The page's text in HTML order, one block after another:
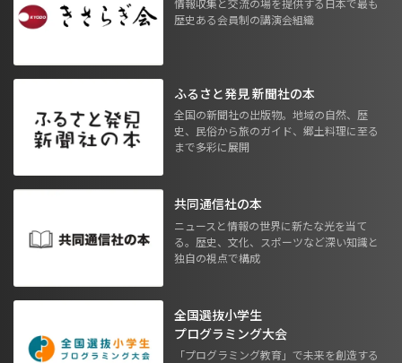
情報収集と交流の場を提供する日本で最も
歴史ある会員制の講演会組織
ふるさと発見 新聞社の本
全国の新聞社の出版物。地域の自然、歴
史、民俗から旅のガイド、郷土料理に至る
まで多彩に展開
共同通信社の本
ニュースと情報の世界に新たな光を当て
る。歴史、文化、スポーツなど深い知識と
独自の視点で構成
全国選抜小学生
プログラミング大会
「プログラミング教育」で未来を創造する